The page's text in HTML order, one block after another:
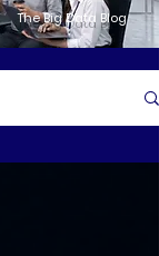
The Big Data Blog